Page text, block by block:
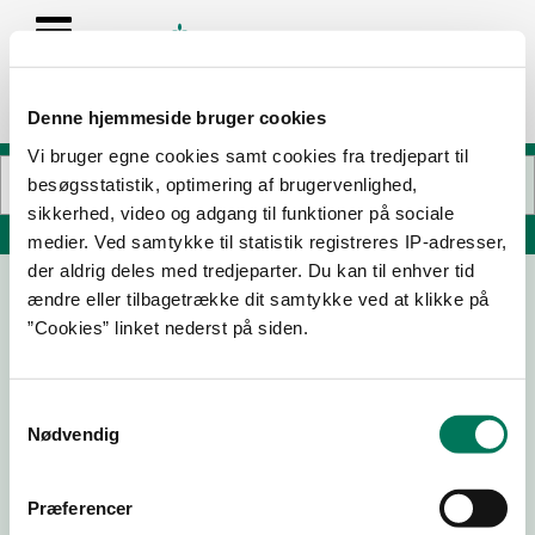
Denne hjemmeside bruger cookies
Vi bruger egne cookies samt cookies fra tredjepart til
besøgsstatistik, optimering af brugervenlighed,
sikkerhed, video og adgang til funktioner på sociale
medier. Ved samtykke til statistik registreres IP-adresser,
der aldrig deles med tredjeparter. Du kan til enhver tid
ændre eller tilbagetrække dit samtykke ved at klikke på
”Cookies” linket nederst på siden.
Nødvendig
Præferencer
Søg på adresse, postnummer, by, firmanavn